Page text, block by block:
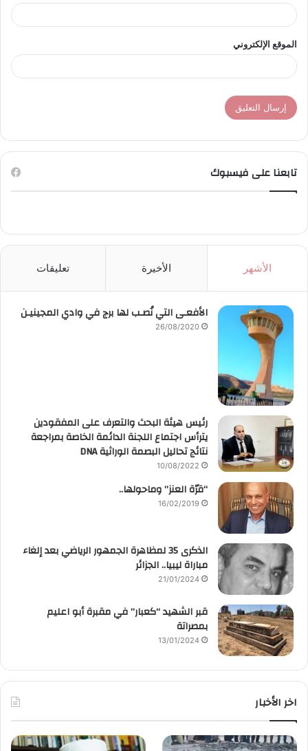
الموقع الإلكتروني
تابعنا على فيسبوك
الأشهر الأخيرة تعليقات
الأفعـى التي نُصـب لها برج في وادي المجينيـن
26/08/2020
رئيس هيئة البحث والتعرف على المفقودين
يترأس اجتماع اللجنة الدائمة الخاصة بمراجعة
نتائج تحاليل البصمة الوراثية DNA
10/08/2022
“قرّة العنز” وماحولها..
16/02/2019
الذكرى 35 لمظاهرة الجمهور الرياضي بعد إلغاء
مباراة ليبيا.. الجزائر
21/01/2024
قبر الشهيد “كعبار” في مقبرة أبو اعليم
بمصراتة
13/01/2024
اخر الأخبار